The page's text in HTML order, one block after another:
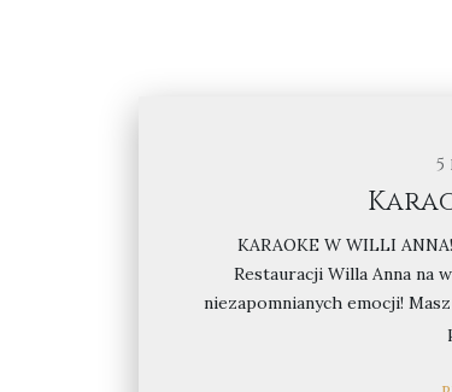
5
KARAOKE W WILLI
Restauracji Willa Anna na
niezapomnianych emocji!